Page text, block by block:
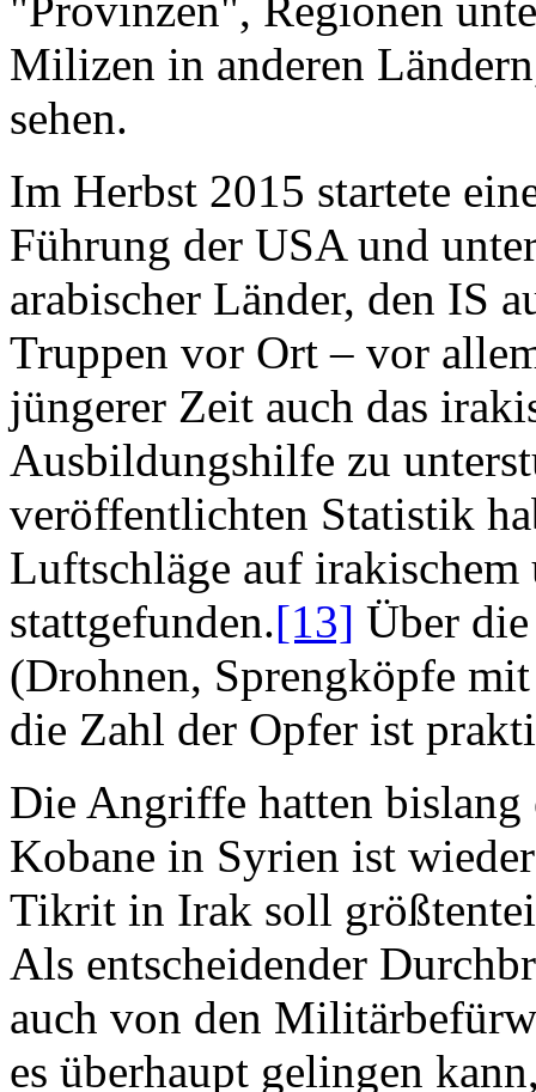
Milizen in anderen
sehen.
Im Herbst 2015 startete
Führung der USA und
arabischer Länder, den IS
Truppen vor Ort – vor
jüngerer Zeit auch das
Ausbildungshilfe zu
veröffentlichten Statistik
Luftschläge auf
stattgefunden.[13] Über
(Drohnen, Sprengköpfe
die Zahl der Opfer ist
Die Angriffe hatten bislang
Kobane in Syrien ist
Tikrit in Irak soll
Als entscheidender
auch von den
es überhaupt gelingen